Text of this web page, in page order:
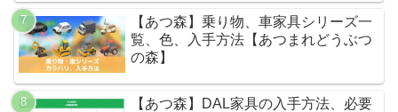
【あつ森】乗り物、車家具シリーズ一
覧、色、入手方法【あつまれどうぶつ
の森】
【あつ森】DAL家具の入手方法、必要